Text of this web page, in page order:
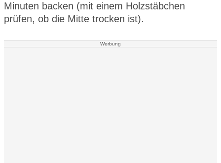
Minuten backen (mit einem Holzstäbchen
prüfen, ob die Mitte trocken ist).
Werbung